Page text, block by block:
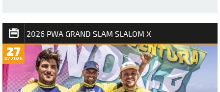
2026 PWA GRAND SLAM SLALOM X
27
07.2026